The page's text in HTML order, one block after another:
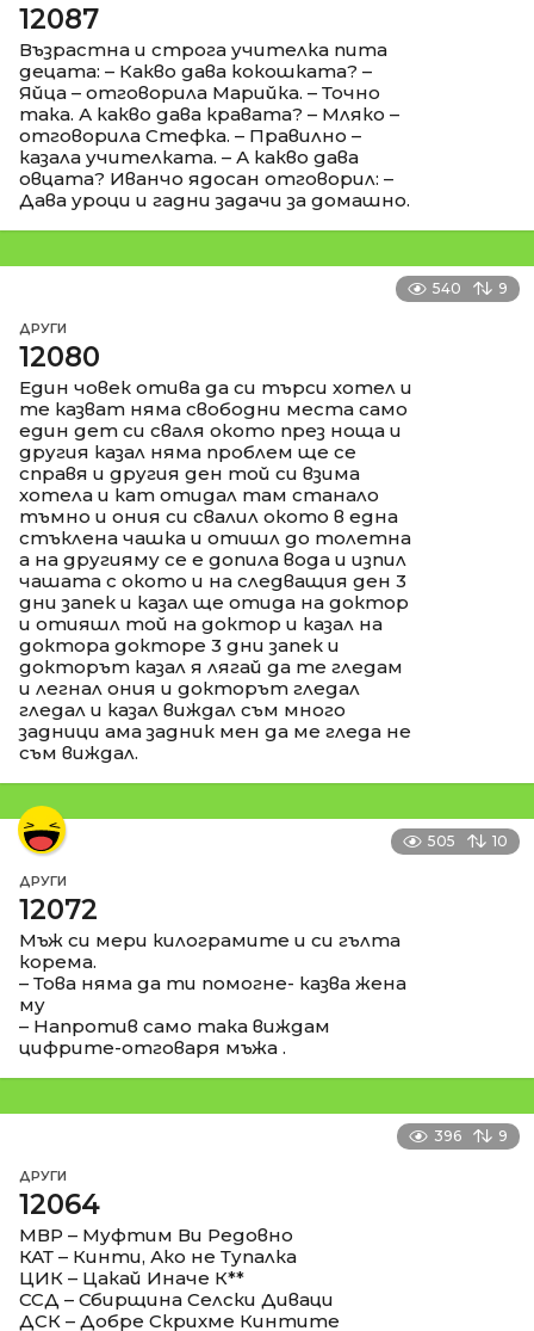
12087
Възрастна и строга учителка пита
децата: – Какво дава кокошката? –
Яйца – отговорила Марийка. – Точно
така. А какво дава кравата? – Мляко –
отговорила Стефка. – Правилно –
казала учителката. – А какво дава
овцата? Иванчо ядосан отговорил: –
Дава уроци и гадни задачи за домашно.
540 9
ДРУГИ
12080
Един човек отива да си търси хотел и
те казват няма свободни места само
един дет си сваля окото през ноща и
другия казал няма проблем ще се
справя и другия ден той си взима
хотела и кат отидал там станало
тъмно и ония си свалил окото в една
стъклена чашка и отишл до толетна
а на другияму се е допила вода и изпил
чашата с окото и на следващия ден 3
дни запек и казал ще отида на доктор
и отияшл той на доктор и казал на
доктора докторе 3 дни запек и
докторът казал я лягай да те гледам
и легнал ония и докторът гледал
гледал и казал виждал съм много
задници ама задник мен да ме гледа не
съм виждал.
505 10
ДРУГИ
12072
Мъж си мери килограмите и си гълта
корема.
– Това няма да ти помогне- казва жена
му
– Напротив само така виждам
цифрите-отговаря мъжа .
396 9
ДРУГИ
12064
МВР – Муфтим Ви Редовно
КАТ – Кинти, Ако не Тупалка
ЦИК – Цакай Иначе К**
ССД – Сбирщина Селски Диваци
ДСК – Добре Скрихме Кинтите